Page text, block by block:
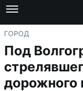
ГОРОД
Под
дорожного